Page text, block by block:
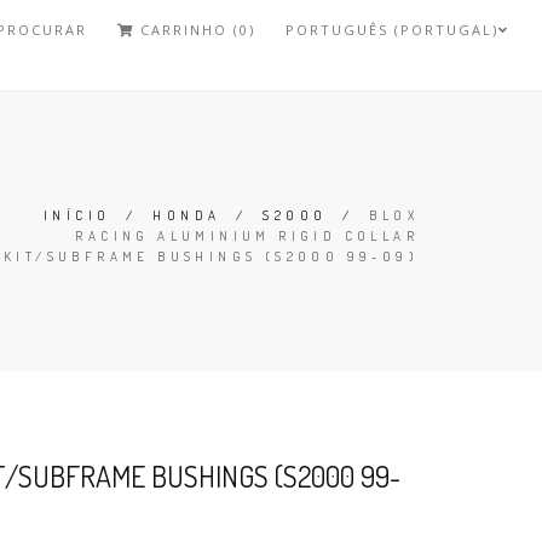
CARRINHO (0) PORTUGUÊS (PORTUGAL)
INÍCIO / HONDA /S2000 / BLOX
RACING ALUMINIUM RIGID COLLAR
KIT/SUBFRAME BUSHINGS (S2000 99-09)
SUBFRAME BUSHINGS (S2000 99-